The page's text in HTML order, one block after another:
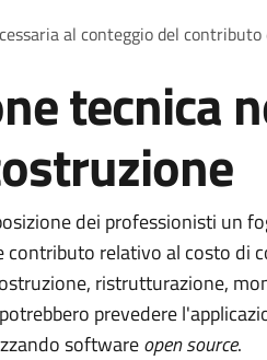
al conteggio del
tecnica
dei professionisti un
relativo al costo
ristrutturazione,
prevedere
softwareopen source.